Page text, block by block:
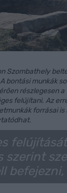
Szombathely
bontási munkák
részlegesen
felújítani. Az
forrásai
szerint
befejezni,